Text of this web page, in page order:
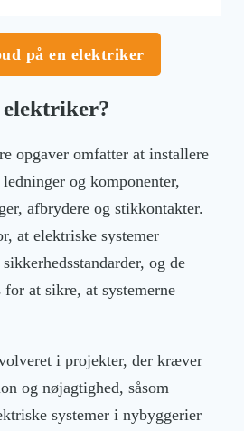
på en elektriker
opgaver omfatter at installere
og komponenter,
afbrydere og stikkontakter.
at elektriske systemer
og de
at sikre, at systemerne
i projekter, der kræver
og nøjagtighed, såsom
systemer i nybyggerier